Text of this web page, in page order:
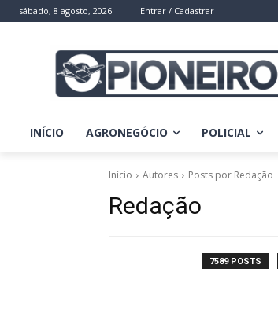
sábado, 8 agosto, 2026 Entrar / Cadastrar
INÍCIO AGRONEGÓCIO POLICIAL
Início Autores Posts por Redação
Redação
7589 POSTS